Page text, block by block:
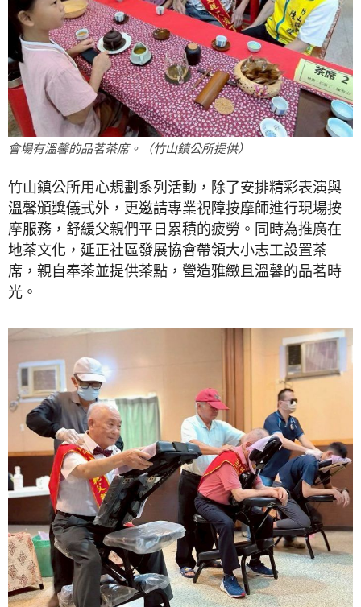
會場有溫馨的品茗茶席。（竹山鎮公所提供）
竹山鎮公所用心規劃系列活動，除了安排精彩表演與
溫馨頒獎儀式外，更邀請專業視障按摩師進行現場按
摩服務，舒緩父親們平日累積的疲勞。同時為推廣在
地茶文化，延正社區發展協會帶領大小志工設置茶
席，親自奉茶並提供茶點，營造雅緻且溫馨的品茗時
光。